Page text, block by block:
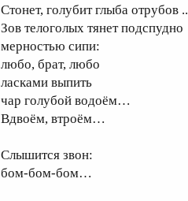
Стонет, голубит глыба отрубов ..
Зов телоголых тянет подспудно
мерностью сипи:
любо, брат, любо
ласками выпить
чар голубой водоём…
Вдвоём, втроём…
Слышится звон:
бом-бом-бом…